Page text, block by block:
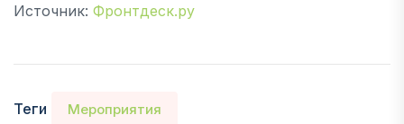
Источник: Фронтдеск.ру
Теги Мероприятия